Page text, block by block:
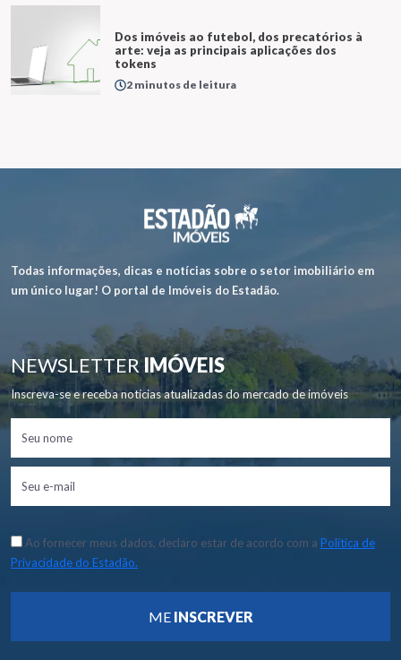
Dos imóveis ao futebol, dos precatórios à
arte: veja as principais aplicações dos
tokens
2 minutos de leitura
Todas informações, dicas e notícias sobre o setor imobiliário em
um único lugar! O portal de Imóveis do Estadão.
NEWSLETTERIMÓVEIS
Inscreva-se e receba notícias atualizadas do mercado de imóveis
Ao fornecer meus dados, declaro estar de acordo com a Política de
Privacidade do Estadão.
ME INSCREVER